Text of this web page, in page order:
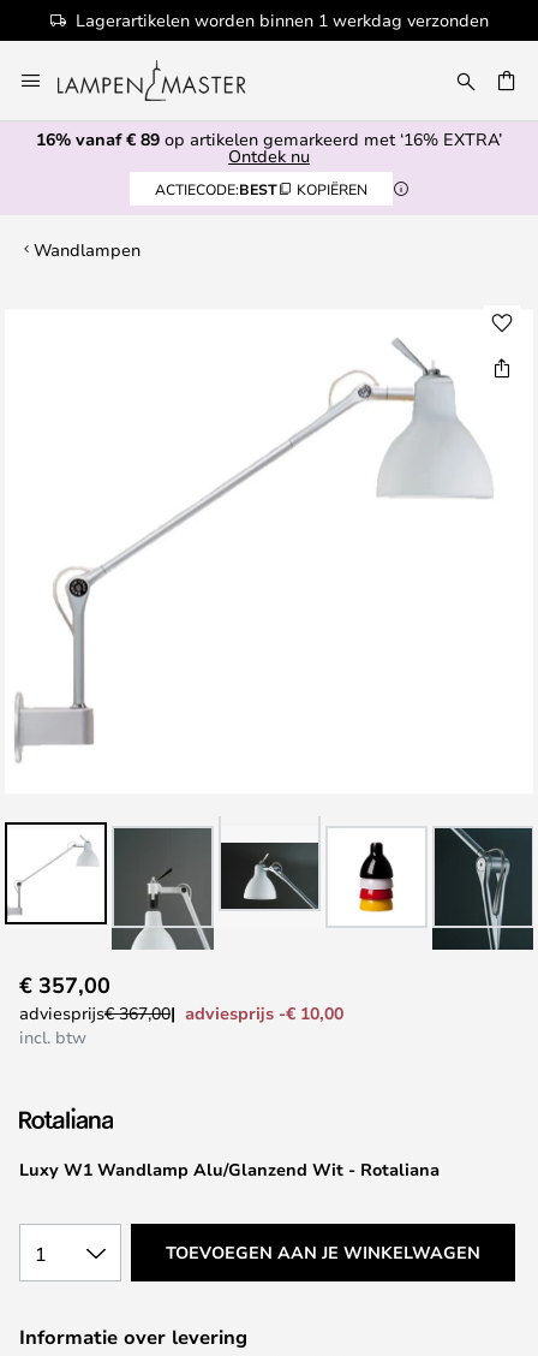
Lagerartikelen worden binnen 1 werkdag verzonden
naar
de
inhoud
16% vanaf € 89 op artikelen gemarkeerd met ‘16% EXTRA’
Ontdek nu
ACTIECODE:BEST KOPIËREN
Wandlampen
naar
het
de
gallerij
Luxy W1 Wandlamp Alu/Glanzend Wit - Rotaliana
€ 357,00
adviesprijs€ 367,00
adviesprijs -€ 10,00
incl. btw
1 TOEVOEGEN AAN JE WINKELWAGEN
Informatie over levering